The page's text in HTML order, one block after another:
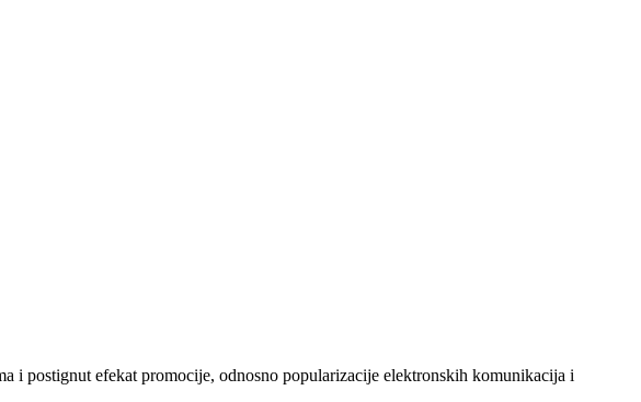
i postignut efekat promocije, odnosno popularizacije elektronskih komunikacija i